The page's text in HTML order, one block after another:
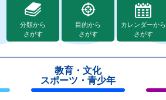
分類から
さがす
目的から
さがす
カレンダーから
さがす
教育・文化
スポーツ・青少年